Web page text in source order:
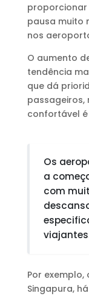
proporcionar
pausa muito
nos
O aumento
tendência
que dá
passageiros,
confortável é
Os
a
com
Por
Singapura,